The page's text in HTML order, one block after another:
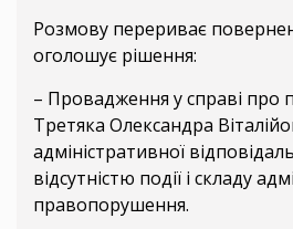
Розмову перериває
оголошує рішення:
– Провадження у справі про
Третяка Олександра
адміністративної
відсутністю події і складу
правопорушення.